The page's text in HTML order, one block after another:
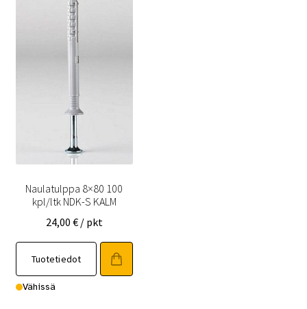
Naulatulppa 8×80 100
kpl/ltk NDK-S KALM
24,00 € / pkt
Tuotetiedot
Vähissä